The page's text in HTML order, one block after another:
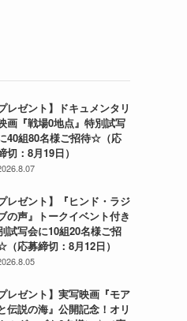
プレゼント】ドキュメンタリ
画『戦場0地点』特別試写
40組80名様ご招待☆（応
切：8月19日）
プレゼント】『ヒンド・ラジ
の声』トークイベント付き
試写会に10組20名様ご招
応募締切：8月12日）
プレゼント】実写映画『モア
伝説の海』公開記念！オリ